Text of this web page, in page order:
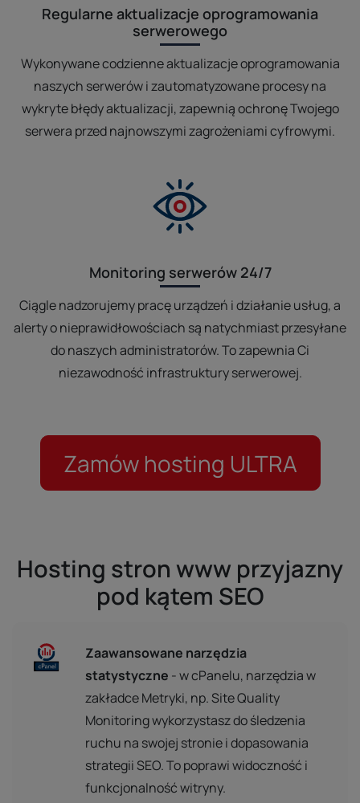
Regularne aktualizacje oprogramowania
serwerowego
Wykonywane codzienne aktualizacje oprogramowania
naszych serwerów i zautomatyzowane procesy na
wykryte błędy aktualizacji, zapewnią ochronę Twojego
serwera przed najnowszymi zagrożeniami cyfrowymi.
Monitoring serwerów 24/7
Ciągle nadzorujemy pracę urządzeń i działanie usług, a
alerty o nieprawidłowościach są natychmiast przesyłane
do naszych administratorów. To zapewnia Ci
niezawodność infrastruktury serwerowej.
Zamów hosting ULTRA
Hosting stron www przyjazny
pod kątem SEO
Zaawansowane narzędzia
statystyczne - w cPanelu, narzędzia w
zakładce Metryki, np. Site Quality
Monitoring wykorzystasz do śledzenia
ruchu na swojej stronie i dopasowania
strategii SEO. To poprawi widoczność i
funkcjonalność witryny.